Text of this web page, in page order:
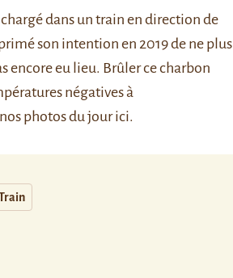
dans un train en direction de
son intention en 2019 de ne plus
encore eu lieu. Brûler ce charbon
négatives à
photos du jourici.